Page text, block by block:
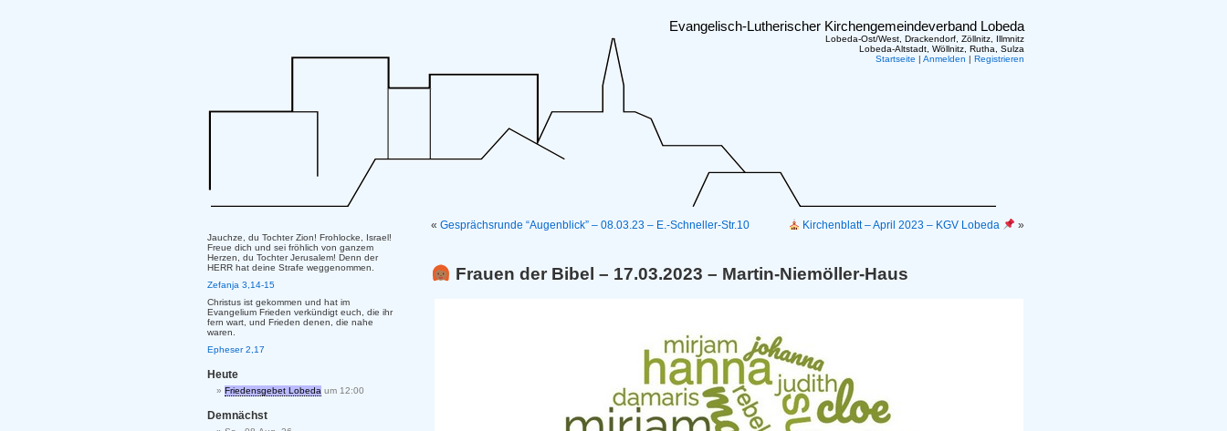
Evangelisch-Lutherischer Kirchengemeindeverband Lobeda
Lobeda-Ost/West, Drackendorf, Zöllnitz, Illmnitz
Lobeda-Altstadt, Wöllnitz, Rutha, Sulza
Startseite | Anmelden | Registrieren
« Gesprächsrunde “Augenblick” – 08.03.23 – E.-Schneller-Str.10 Kirchenblatt – April 2023 – KGV Lobeda »
Frauen der Bibel – 17.03.2023 – Martin-Niemöller-Haus
Jauchze, du Tochter Zion! Frohlocke, Israel!
Freue dich und sei fröhlich von ganzem
Herzen, du Tochter Jerusalem! Denn der
HERR hat deine Strafe weggenommen.
Zefanja 3,14-15
Christus ist gekommen und hat im
Evangelium Frieden verkündigt euch, die ihr
fern wart, und Frieden denen, die nahe
waren.
Epheser 2,17
Heute
Friedensgebet Lobeda um 12:00
Demnächst